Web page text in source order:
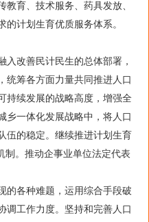
育、技术服务、药具发放、
计划生育优质服务体系。
改善民计民生的总体部署，
统筹各方面力量共同推进人口
持续发展的战略高度，增强全
乡一体化发展战略中，将人口
伍的稳定。继续推进计划生育
制。推动企事业单位法定代表
各种难题，运用综合手段破
调工作力度。坚持和完善人口